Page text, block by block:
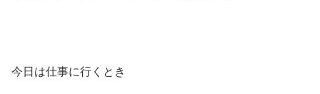
今日は仕事に行くとき